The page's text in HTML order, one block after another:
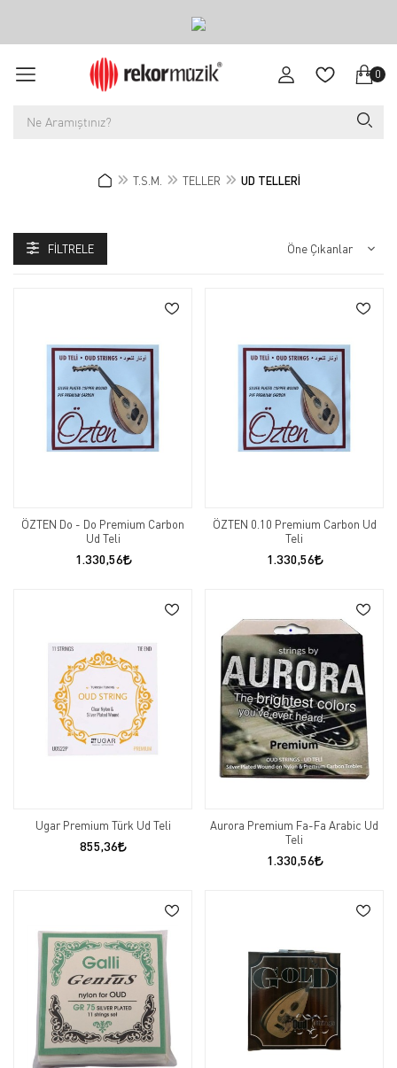
0
T.S.M. TELLER UD TELLERİ
FILTRELE
ÖZTEN Do - Do Premium Carbon
Ud Teli
1.330,56
ÖZTEN 0.10 Premium Carbon Ud
Teli
1.330,56
Ugar Premium Türk Ud Teli
855,36
Aurora Premium Fa-Fa Arabic Ud
Teli
1.330,56